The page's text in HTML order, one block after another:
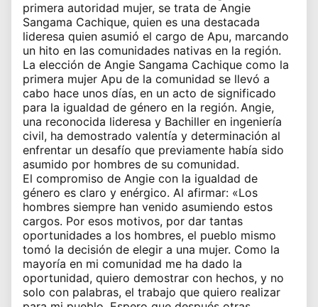
primera autoridad mujer, se trata de Angie
Sangama Cachique, quien es una destacada
lideresa quien asumió el cargo de Apu, marcando
un hito en las comunidades nativas en la región.
La elección de Angie Sangama Cachique como la
primera mujer Apu de la comunidad se llevó a
cabo hace unos días, en un acto de significado
para la igualdad de género en la región. Angie,
una reconocida lideresa y Bachiller en ingeniería
civil, ha demostrado valentía y determinación al
enfrentar un desafío que previamente había sido
asumido por hombres de su comunidad.
El compromiso de Angie con la igualdad de
género es claro y enérgico. Al afirmar: «Los
hombres siempre han venido asumiendo estos
cargos. Por esos motivos, por dar tantas
oportunidades a los hombres, el pueblo mismo
tomó la decisión de elegir a una mujer. Como la
mayoría en mi comunidad me ha dado la
oportunidad, quiero demostrar con hechos, y no
solo con palabras, el trabajo que quiero realizar